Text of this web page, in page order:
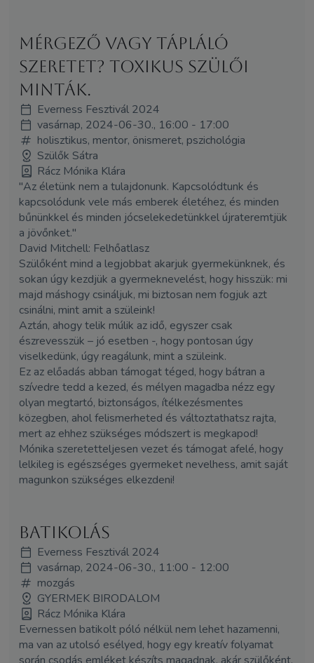
Mérgező vagy tápláló
szeretet? Toxikus szülői
minták.
Everness Fesztivál 2024
vasárnap, 2024-06-30., 16:00 - 17:00
holisztikus, mentor, önismeret, pszichológia
Szülők Sátra
Rácz Mónika Klára
"Az életünk nem a tulajdonunk. Kapcsolódtunk és
kapcsolódunk vele más emberek életéhez, és minden
bűnünkkel és minden jócselekedetünkkel újrateremtjük
a jövőnket."
David Mitchell: Felhőatlasz
Szülőként mind a legjobbat akarjuk gyermekünknek, és
sokan úgy kezdjük a gyermeknevelést, hogy hisszük: mi
majd máshogy csináljuk, mi biztosan nem fogjuk azt
csinálni, mint amit a szüleink!
Aztán, ahogy telik múlik az idő, egyszer csak
észrevesszük – jó esetben -, hogy pontosan úgy
viselkedünk, úgy reagálunk, mint a szüleink.
Ez az előadás abban támogat téged, hogy bátran a
szívedre tedd a kezed, és mélyen magadba nézz egy
olyan megtartó, biztonságos, ítélkezésmentes
közegben, ahol felismerheted és változtathatsz rajta,
mert az ehhez szükséges módszert is megkapod!
Mónika szeretetteljesen vezet és támogat afelé, hogy
lelkileg is egészséges gyermeket nevelhess, amit saját
magunkon szükséges elkezdeni!
BATIKOLÁS
Everness Fesztivál 2024
vasárnap, 2024-06-30., 11:00 - 12:00
mozgás
GYERMEK BIRODALOM
Rácz Mónika Klára
Evernessen batikolt póló nélkül nem lehet hazamenni,
ma van az utolsó esélyed, hogy egy kreatív folyamat